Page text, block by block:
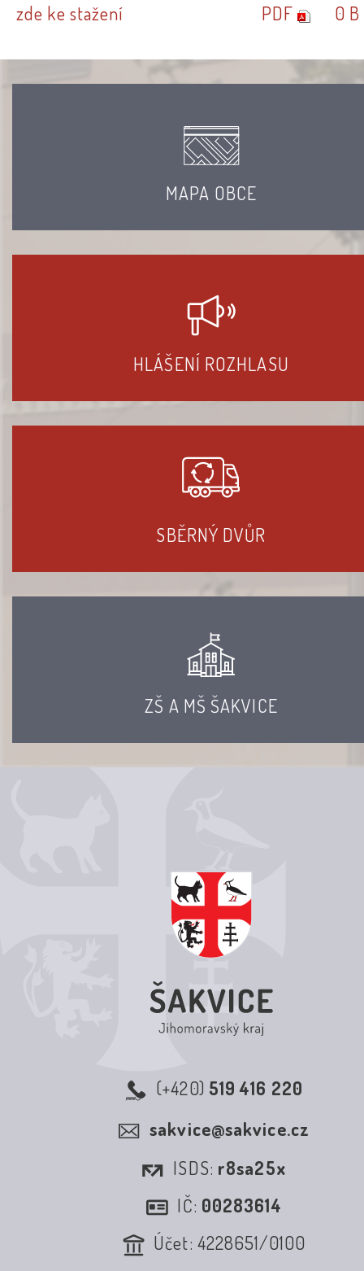
zde ke stažení
PDF 0 B
MAPA OBCE
HLÁŠENÍ ROZHLASU
SBĚRNÝ DVŮR
ZŠ A MŠ ŠAKVICE
(+420) 519 416 220
sakvice@sakvice.cz
ISDS: r8sa25x
IČ: 00283614
Účet: 4228651/0100